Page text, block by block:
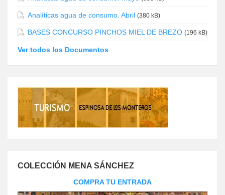
Analíticas agua de consumo. Abril (380 kB)
BASES CONCURSO PINCHOS MIEL DE BREZO (196 kB)
Ver todos los Documentos
COLECCIÓN MENA SÁNCHEZ
COMPRA TU ENTRADA